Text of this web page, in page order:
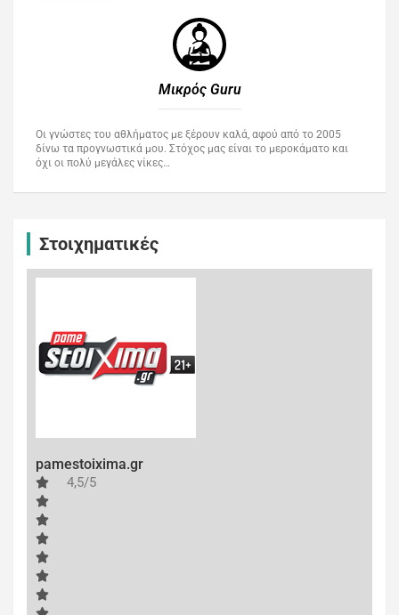
Μικρός Guru​
Οι γνώστες του αθλήματος με ξέρουν καλά, αφού από το 2005
δίνω τα προγνωστικά μου. Στόχος μας είναι το μεροκάματο και
όχι οι πολύ μεγάλες νίκες…
Στοιχηματικές
pamestoixima.gr
4,5/5